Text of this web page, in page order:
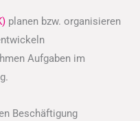
planen bzw. organisieren
Aufgaben im
Beschäftigung